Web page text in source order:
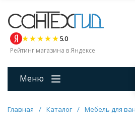
5.0
Рейтинг магазина в Яндексе
Меню
Главная / Каталог / Мебель для